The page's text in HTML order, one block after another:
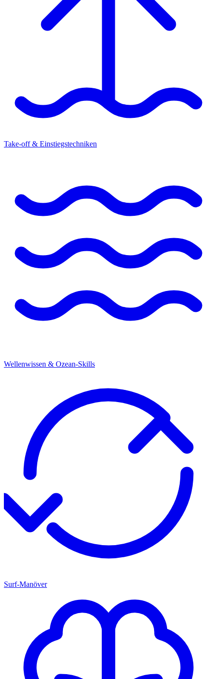
Take-off & Einstiegstechniken
Wellenwissen & Ozean-Skills
Surf-Manöver